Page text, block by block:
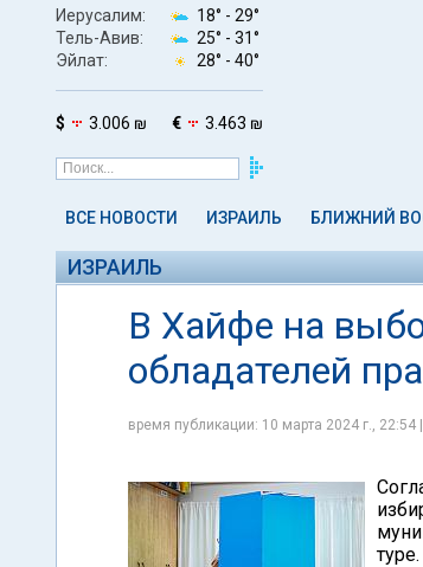
Иерусалим: 18° - 29°
Тель-Авив:
25° - 31°
Эйлат:
28° - 40°
$ 3.006 ₪ € 3.463 ₪
ВСЕ НОВОСТИ ИЗРАИЛЬ БЛИЖНИЙ
ИЗРАИЛЬ
В Хайфе на
обладателей
время публикации: 10 марта 2024 г.,
туре.